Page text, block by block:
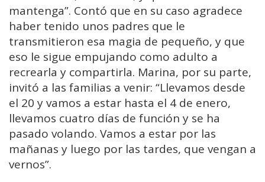
mantenga”. Contó que en su caso agradece
haber tenido unos padres que le
transmitieron esa magia de pequeño, y que
eso le sigue empujando como adulto a
recrearla y compartirla. Marina, por su parte,
invitó a las familias a venir: “Llevamos desde
el 20 y vamos a estar hasta el 4 de enero,
llevamos cuatro días de función y se ha
pasado volando. Vamos a estar por las
mañanas y luego por las tardes, que vengan a
vernos”.